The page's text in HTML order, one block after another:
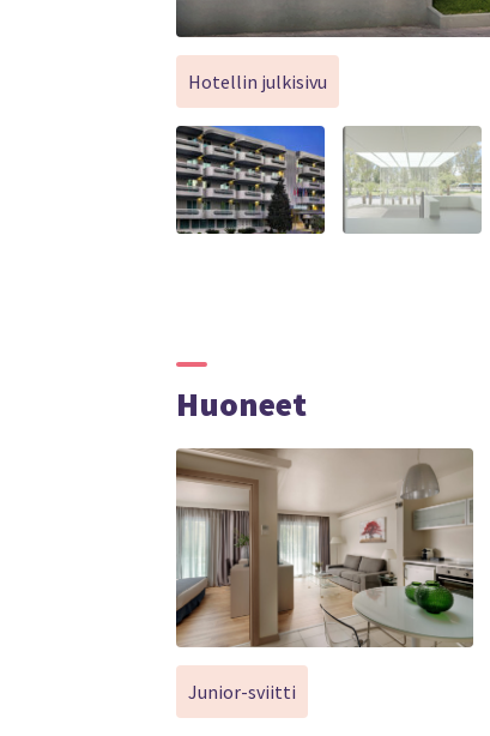
Hotellin julkisivu
Huoneet
Junior-sviitti